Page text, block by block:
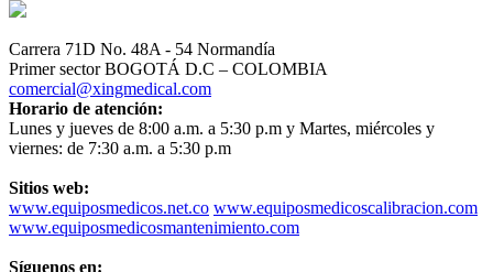
Carrera 71D No. 48A - 54 Normandía
Primer sector BOGOTÁ D.C – COLOMBIA
comercial@xingmedical.com
Horario de atención:
Lunes y jueves de 8:00 a.m. a 5:30 p.m y Martes, miércoles y
viernes: de 7:30 a.m. a 5:30 p.m
Sitios web:
www.equiposmedicos.net.co www.equiposmedicoscalibracion.com
www.equiposmedicosmantenimiento.com
Síguenos en: